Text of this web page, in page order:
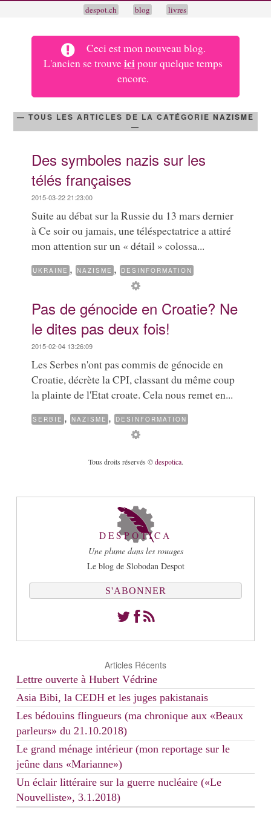
despot.ch blog livres
Ceci est mon nouveau blog.
L'ancien se trouveicipour quelque temps
encore.
— TOUS LES ARTICLES DE LA CATÉGORIE NAZISME
—
Des symboles nazis sur les
télés françaises
2015-03-22 21:23:00
Suite au débat sur la Russie du 13 mars dernier
à Ce soir ou jamais, une téléspectatrice a attiré
mon attention sur un « détail » colossa...
UKRAINE ,NAZISME ,DESINFORMATION
Pas de génocide en Croatie? Ne
le dites pas deux fois!
2015-02-04 13:26:09
Les Serbes n'ont pas commis de génocide en
Croatie, décrète la CPI, classant du même coup
la plainte de l'Etat croate. Cela nous remet en...
SERBIE ,NAZISME ,DESINFORMATION
Tous droits réservés ©despotica.
DESPOTICA
Une plume dans les rouages
Le blog de Slobodan Despot
S'ABONNER
Articles Récents
Lettre ouverte à Hubert Védrine
Asia Bibi, la CEDH et les juges pakistanais
Les bédouins flingueurs (ma chronique aux «Beaux
parleurs» du 21.10.2018)
Le grand ménage intérieur (mon reportage sur le
jeûne dans «Marianne»)
Un éclair littéraire sur la guerre nucléaire («Le
Nouvelliste», 3.1.2018)